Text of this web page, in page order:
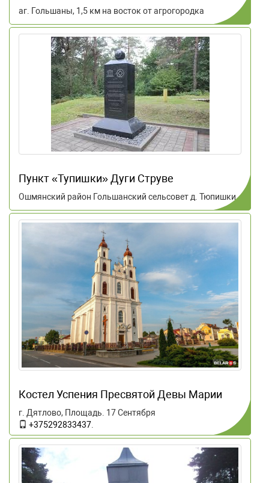
аг. Гольшаны, 1,5 км на восток от агрогородка
Пункт «Тупишки» Дуги Струве
Ошмянский район Гольшанский сельсовет д. Тюпишки
Костел Успения Пресвятой Девы Марии
г. Дятлово, Площадь. 17 Сентября
+375292833437.